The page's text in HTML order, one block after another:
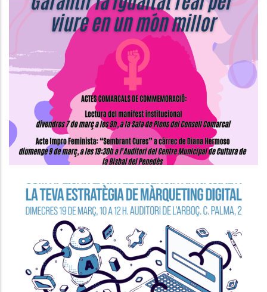
Actes Comarcals De
Commemoració Del Dia
Internacional De Les Dones
S. socials
Seminari Per A La Millora De La
Competitivitat De L’empresa
P. econòmica